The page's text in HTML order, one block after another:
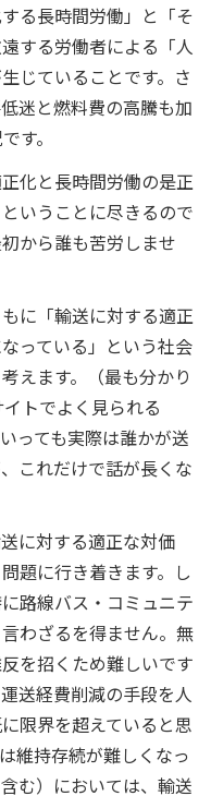
る長時間労働」と「そ
する労働者による「人
じていることです。さ
迷と燃料費の高騰も加
す。
化と長時間労働の是正
いうことに尽きるので
から誰も苦労しませ
に「輸送に対する適正
っている」という社会
えます。（最も分かり
トでよく見られる
っても実際は誰かが送
これだけで話が長くな
に対する適正な対価
題に行き着きます。し
路線バス・コミュニテ
わざるを得ません。無
を招くため難しいです
送経費削減の手段を人
限界を超えていると思
維持存続が難しくなっ
む）においては、輸送